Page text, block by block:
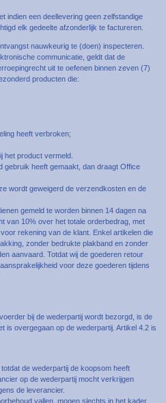
indien een deellevering geen zelfstandige
elk gedeelte afzonderlijk te factureren.
nauwkeurig te (doen) inspecteren.
communicatie, geldt dat de
uit te oefenen binnen zeven (7)
producten die:
heeft verbroken;
het product vermeld.
gebruik heeft gemaakt, dan draagt Office
wordt geweigerd de verzendkosten en de
gemeld te worden binnen 14 dagen na
van 10% over het totale orderbedrag, met
rekening van de klant. Enkel artikelen die
zonder bedrukte plakband en zonder
aanvaard. Totdat wij de goederen retour
voor deze goederen tijdens
bij de wederpartij wordt bezorgd, is de
is overgegaan op de wederpartij. Artikel 4.2 is
de wederpartij de koopsom heeft
op de wederpartij mocht verkrijgen
de leverancier.
vallen, mogen slechts in het kader